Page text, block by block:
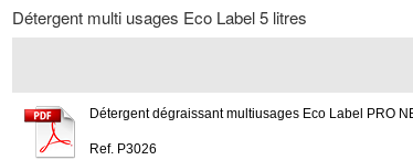
Détergent multi usages Eco Label 5 litres
Détergent dégraissant multiusages Eco Label PRO
Ref. P3026